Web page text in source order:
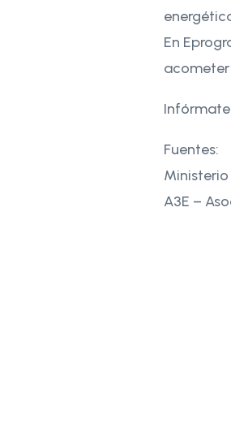
En
acometer
A3E –